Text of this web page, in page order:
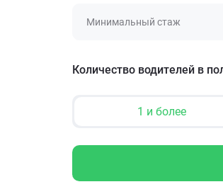
Минимальный стаж
Количество водителей в
1 и более